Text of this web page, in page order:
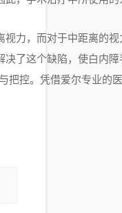
力，而对于中距离的视
了这个缺陷，使白内
控。凭借爱尔专业的